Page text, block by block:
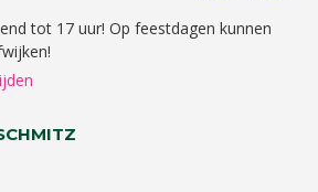
tot 17 uur! Op feestdagen kunnen